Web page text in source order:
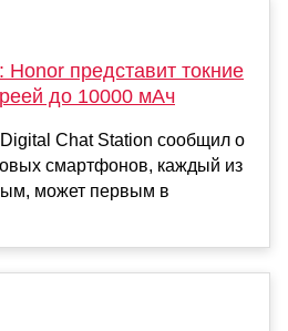
представит токние
до 10000 мАч
Chat Station сообщил о
смартфонов, каждый из
может первым в